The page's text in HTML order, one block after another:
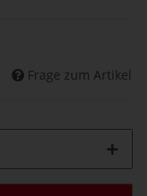
Frage zum Artikel